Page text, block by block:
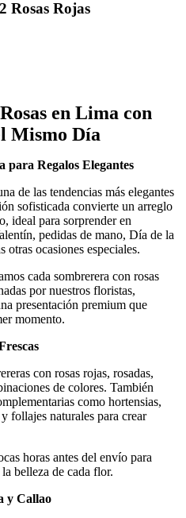
Rosas Rojas
en Lima con
Mismo Día
para Regalos Elegantes
de las tendencias más elegantes
sofisticada convierte un arreglo
ideal para sorprender en
pedidas de mano, Día de la
ocasiones especiales.
cada sombrerera con rosas
por nuestros floristas,
presentación premium que
momento.
con rosas rojas, rosadas,
de colores. También
como hortensias,
follajes naturales para crear
horas antes del envío para
belleza de cada flor.
y Callao